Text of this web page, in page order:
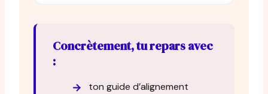
Concrètement, tu repars avec
:
ton guide d’alignement